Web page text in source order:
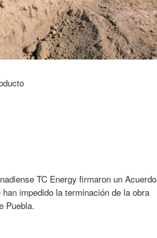
TC Energy firmaron un Acuerdo
impedido la terminación de la obra
Puebla.